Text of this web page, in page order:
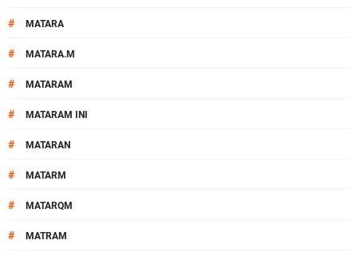
# MATARA
# MATARA.M
# MATARAM
# MATARAM INI
# MATARAN
# MATARM
# MATARQM
# MATRAM